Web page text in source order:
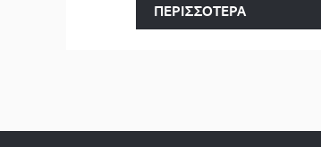
ΠΕΡΙΣΣΟΤΕΡΑ